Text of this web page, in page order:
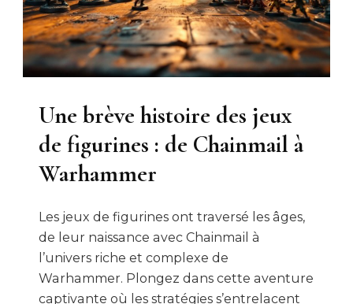
Une brève histoire des jeux
de figurines : de Chainmail à
Warhammer
Les jeux de figurines ont traversé les âges,
de leur naissance avec Chainmail à
l’univers riche et complexe de
Warhammer. Plongez dans cette aventure
captivante où les stratégies s’entrelacent